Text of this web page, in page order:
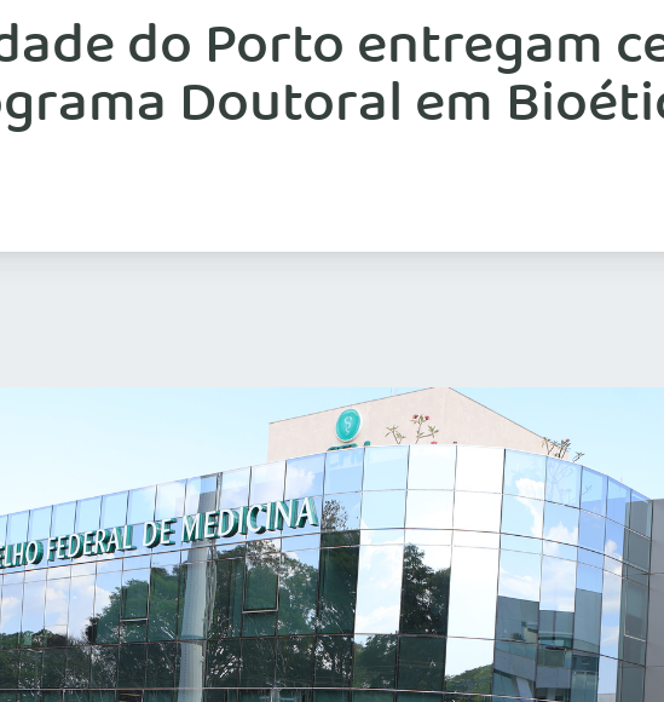
do Porto entregam
Doutoral em